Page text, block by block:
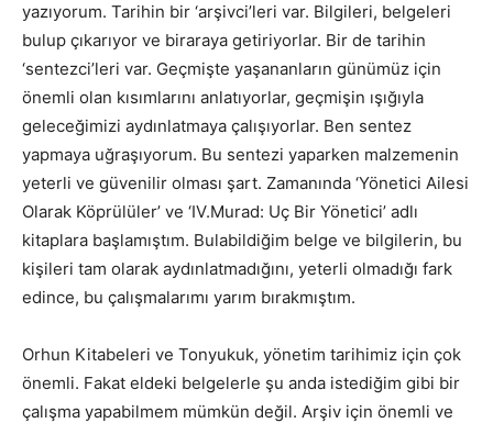
yazıyorum. Tarihin bir ‘arşivci’leri var. Bilgileri, belgeleri
bulup çıkarıyor ve biraraya getiriyorlar. Bir de tarihin
‘sentezci’leri var. Geçmişte yaşananların günümüz için
önemli olan kısımlarını anlatıyorlar, geçmişin ışığıyla
geleceğimizi aydınlatmaya çalışıyorlar. Ben sentez
yapmaya uğraşıyorum. Bu sentezi yaparken malzemenin
yeterli ve güvenilir olması şart. Zamanında ‘Yönetici Ailesi
Olarak Köprülüler’ ve ‘IV.Murad: Uç Bir Yönetici’ adlı
kitaplara başlamıştım. Bulabildiğim belge ve bilgilerin, bu
kişileri tam olarak aydınlatmadığını, yeterli olmadığı fark
edince, bu çalışmalarımı yarım bırakmıştım.
Orhun Kitabeleri ve Tonyukuk, yönetim tarihimiz için çok
önemli. Fakat eldeki belgelerle şu anda istediğim gibi bir
çalışma yapabilmem mümkün değil. Arşiv için önemli ve